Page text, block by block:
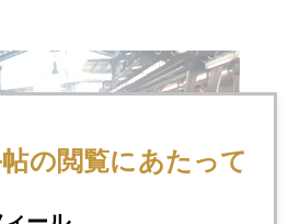
の閲覧にあたって